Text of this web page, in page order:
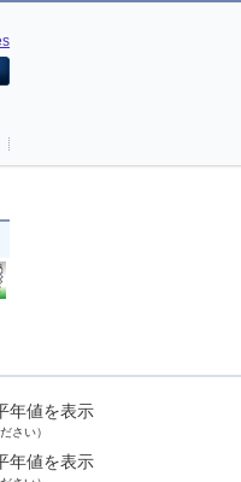
年値を表示
さい）
年値を表示